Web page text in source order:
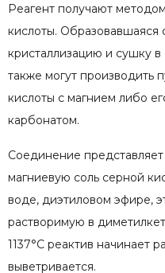
Реагент получают
кислоты. Образовавшаяся
кристаллизацию и сушку
также могут производить
кислоты с магнием либо
карбонатом.
Соединение
магниевую соль серной
воде, диэтиловом эфире,
растворимую в
1137°С реактив начинает
выветривается.